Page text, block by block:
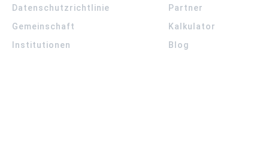
Datenschutzrichtlinie
Gemeinschaft
Institutionen
Partner
Kalkulator
Blog